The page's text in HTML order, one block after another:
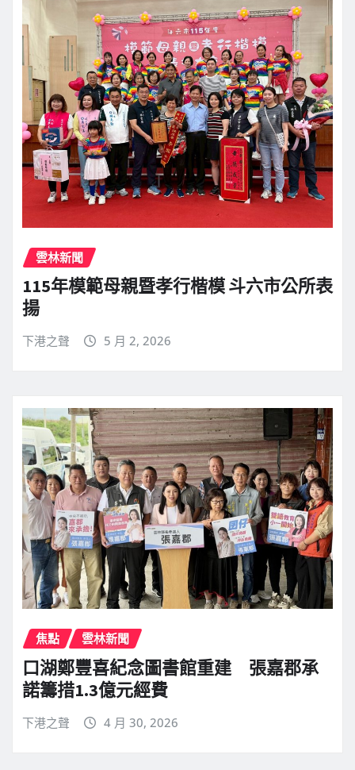
雲林新聞
115年模範母親暨孝行楷模 斗六市公所表
揚
下港之聲 5 月 2, 2026
焦點 雲林新聞
口湖鄭豐喜紀念圖書館重建 張嘉郡承
諾籌措1.3億元經費
下港之聲 4 月 30, 2026